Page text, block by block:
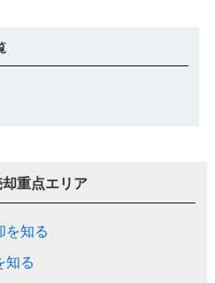
重点エリア
を知る
知る